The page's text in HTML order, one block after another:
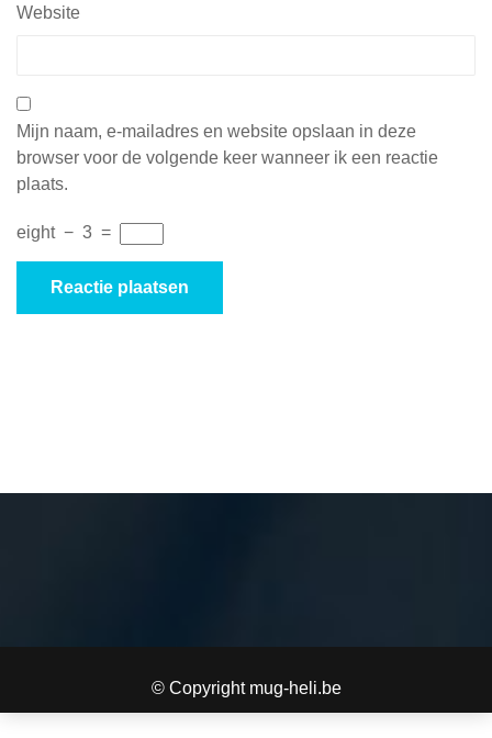
Website
Mijn naam, e-mailadres en website opslaan in deze
browser voor de volgende keer wanneer ik een reactie
plaats.
eight − 3 =
© Copyright mug-heli.be